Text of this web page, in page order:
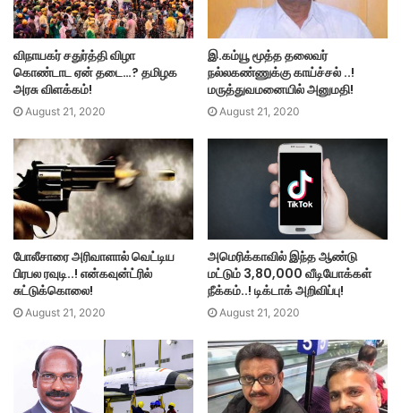
விநாயகர் சதுர்த்தி விழா
கொண்டாட ஏன் தடை…? தமிழக
அரசு விளக்கம்!
August 21, 2020
இ.கம்யூ மூத்த தலைவர்
நல்லகண்ணுக்கு காய்ச்சல் ..!
மருத்துவமனையில் அனுமதி!
August 21, 2020
போலீசாரை அரிவாளால் வெட்டிய
பிரபல ரவுடி..! என்கவுன்ட்ரில்
சுட்டுக்கொலை!
August 21, 2020
அமெரிக்காவில் இந்த ஆண்டு
மட்டும் 3,80,000 வீடியோக்கள்
நீக்கம்..! டிக்டாக் அறிவிப்பு!
August 21, 2020